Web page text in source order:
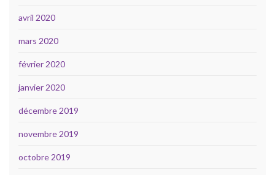
avril 2020
mars 2020
février 2020
janvier 2020
décembre 2019
novembre 2019
octobre 2019